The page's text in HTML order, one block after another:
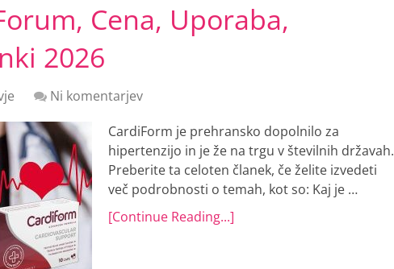
Cena, Uporaba,
2026
Ni komentarjev
CardiForm je prehransko dopolnilo za
hipertenzijo in je že na trgu v številnih državah.
Preberite ta celoten članek, če želite izvedeti
več podrobnosti o temah, kot so: Kaj je …
[Continue Reading...]